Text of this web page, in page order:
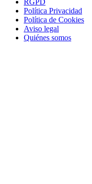
RGPD
Política Privacidad
Política de Cookies
Aviso legal
Quiénes somos